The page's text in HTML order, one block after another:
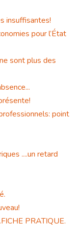
insuffisantes!
pour l’État
sont plus des
point
....un retard
PRATIQUE.